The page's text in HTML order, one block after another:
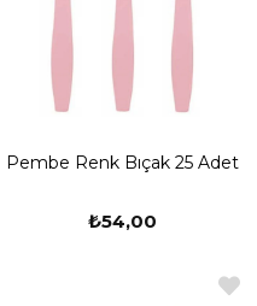
Pembe Renk Bıçak 25 Adet
₺54,00